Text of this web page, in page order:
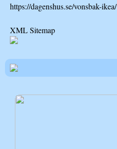
https://dagenshus.se/vonsbak-ikea/
XML Sitemap